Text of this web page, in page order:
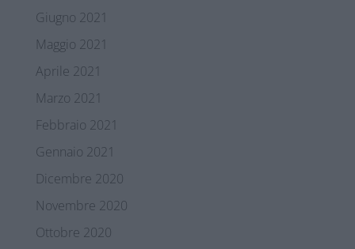
Giugno 2021
Maggio 2021
Aprile 2021
Marzo 2021
Febbraio 2021
Gennaio 2021
Dicembre 2020
Novembre 2020
Ottobre 2020